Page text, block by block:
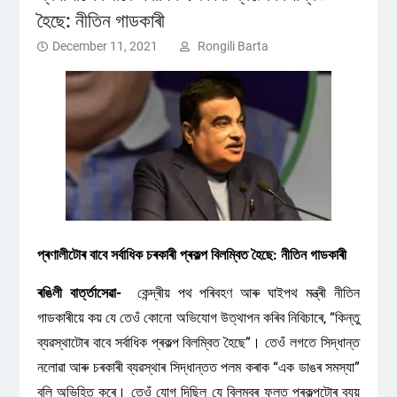
হৈছে: নীতিন গাডকাৰী
December 11, 2021 Rongili Barta
প্ৰণালীটোৰ বাবে সৰ্বাধিক চৰকাৰী প্ৰকল্প বিলম্বিত হৈছে: নীতিন গাডকাৰী
ৰঙিলী বাৰ্ত্তাসেৱা-কেন্দ্ৰীয় পথ পৰিবহণ আৰু ঘাইপথ মন্ত্ৰী নীতিন
গাডকাৰীয়ে কয় যে তেওঁ কোনো অভিযোগ উত্থাপন কৰিব নিবিচাৰে, “কিন্তু
ব্যৱস্থাটোৰ বাবে সৰ্বাধিক প্ৰকল্প বিলম্বিত হৈছে”। তেওঁ লগতে সিদ্ধান্ত
নলোৱা আৰু চৰকাৰী ব্যৱস্থাৰ সিদ্ধান্তত পলম কৰাক “এক ডাঙৰ সমস্যা”
বুলি অভিহিত কৰে। তেওঁ যোগ দিছিল যে বিলম্বৰ ফলত প্ৰকল্পটোৰ ব্যয়